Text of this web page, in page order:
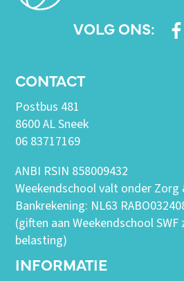
VOLG ONS:
CONTACT
Postbus 481
8600 AL Sneek
06 83717169
ANBI RSIN 858009432
Weekendschool valt onder Zorg
Bankrekening: NL63
(giften aan Weekendschool
belasting)
INFORMATIE